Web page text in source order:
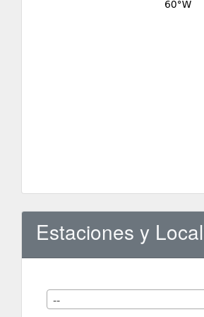
Estaciones y
--